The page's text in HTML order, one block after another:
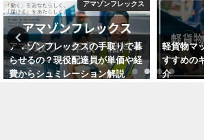
アマゾンフレックス
アマゾンフレックスの手取りで暮
らせるの？現役配達員が単価や経
費からシュミレーション解説
軽貨物マ
すすめの
介